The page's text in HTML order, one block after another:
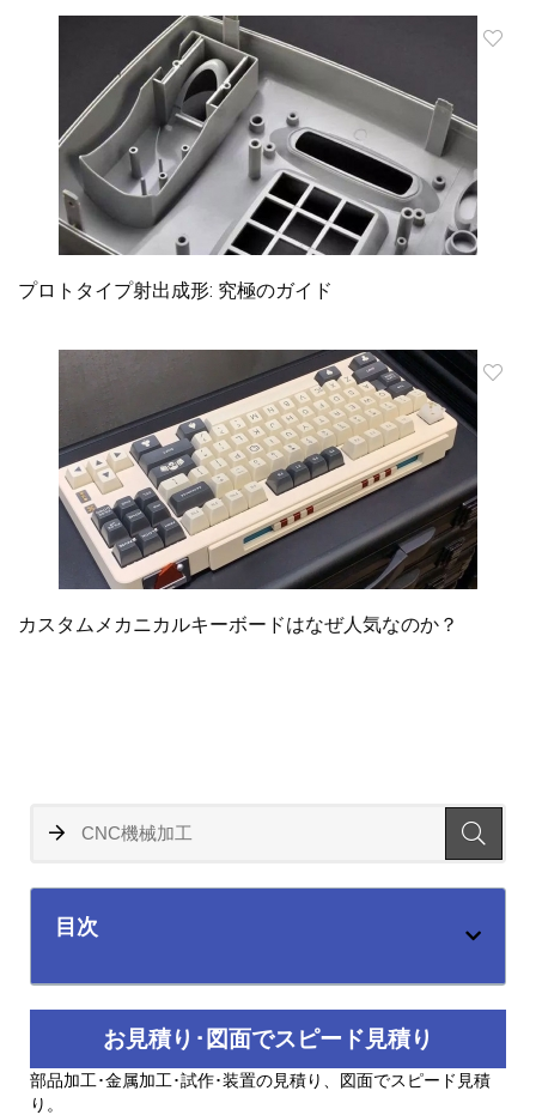
プロトタイプ射出成形: 究極のガイド
カスタムメカニカルキーボードはなぜ人気なのか？
目次
お見積り･図面でスピード見積り
部品加工･金属加工･試作･装置の見積り、図面でスピード見積
り。